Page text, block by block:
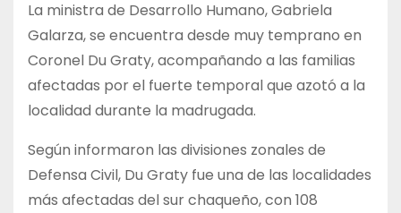
La ministra de Desarrollo Humano, Gabriela
Galarza, se encuentra desde muy temprano en
Coronel Du Graty, acompañando a las familias
afectadas por el fuerte temporal que azotó a la
localidad durante la madrugada.
Según informaron las divisiones zonales de
Defensa Civil, Du Graty fue una de las localidades
más afectadas del sur chaqueño, con 108